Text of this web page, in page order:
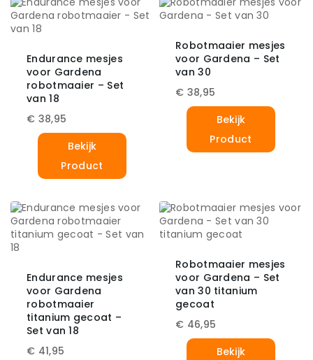
Endurance mesjes
voor Gardena
robotmaaier – Set
van 18
€ 38,95
Bekijk
Product
Robotmaaier mesjes
voor Gardena – Set
van 30
€ 38,95
Bekijk
Product
Endurance mesjes
voor Gardena
robotmaaier
titanium gecoat –
Set van 18
€ 41,95
Robotmaaier mesjes
voor Gardena – Set
van 30 titanium
gecoat
€ 46,95
Bekijk